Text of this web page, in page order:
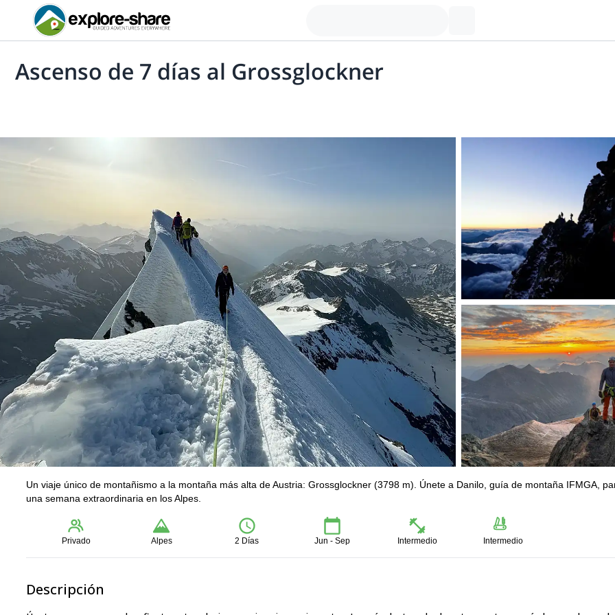
Ascenso de 7 días al Grossglockner
Un viaje único de montañismo a la montaña más alta de Austria: Grossglockner (3798 m). Únete a Danilo, guía de montaña IFMGA,
una semana extraordinaria en los Alpes.
Privado Alpes 2 Días Jun - Sep Intermedio Intermedio
Descripción